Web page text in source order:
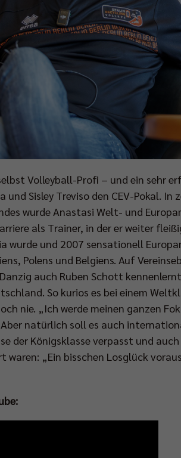
Volleyball-Profi – und ein sehr
Sisley Treviso den CEV-Pokal. In
wurde Anastasi Welt- und
als Trainer, in der er weiter
wurde und 2007 sensationell
Polens und Belgiens. Auf
auch Ruben Schott
So kurios es bei einem
nie. „Ich werde meinen ganzen
natürlich soll es auch
der Königsklasse verpasst und
waren: „Ein bisschen Losglück